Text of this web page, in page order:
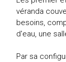
véranda
besoins,
d'eau, une
Par sa